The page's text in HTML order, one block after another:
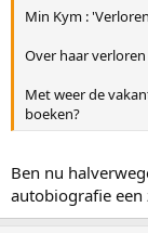
Min Kym :
Over haar
Met weer de
boeken?
Ben nu
autobiografie een